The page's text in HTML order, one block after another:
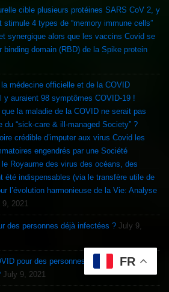
cible plusieurs protéines SARS CoV 2, y
4 types de “memory immune cells”
synergique alors que les vaccins Covid se
binding domain (RBD) de la Spike protein
médecine officielle et de la COVID
y auraient 98 symptômes COVID-19 !
la maladie de la COVID ne serait pas
“sick-care & ill-managed Society” ?
crédible d’imputer aux virus Covid les
engendrés par une Société
Royaume des virus des océans, des
été indispensables (via le transfère utile de
l’évolution harmonieuse de la Vie: Analyse
2021
des personnes déjà infectées ? July 9,
pour des personnes souffrant d’une ou
July 9, 2021
FR